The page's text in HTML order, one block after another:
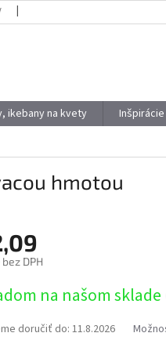
ikebany na kvety
hmotou
bez DPH
na našom sklade
doručiť do: 11.8.2026